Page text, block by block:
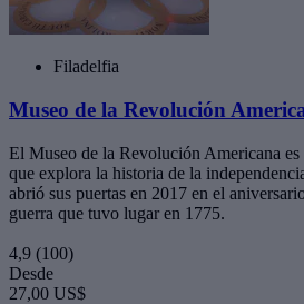
Filadelfia
Museo de la Revolución
El Museo de la Revolución Americana
que explora la historia de la
abrió sus puertas en 2017 en el
guerra que tuvo lugar en 1775.
4,9 (100)
Desde
27,00 US$